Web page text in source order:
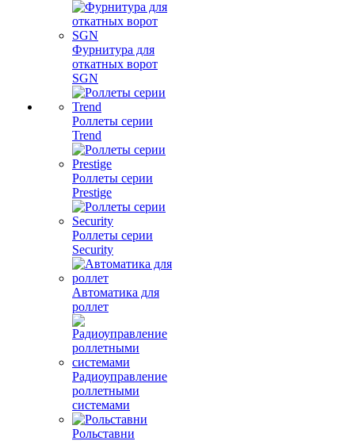
Фурнитура для
откатных ворот
SGN
Роллеты серии
Trend
Роллеты серии
Prestige
Роллеты серии
Security
Автоматика для
роллет
Радиоуправление
роллетными
системами
Рольставни